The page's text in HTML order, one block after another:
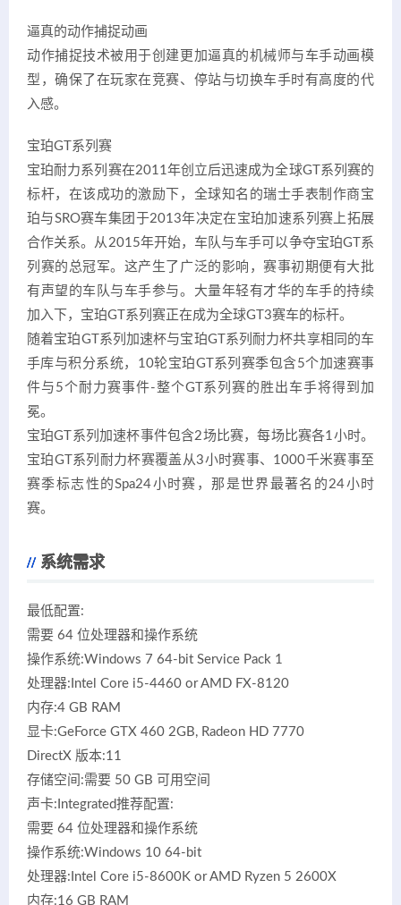
逼真的动作捕捉动画
动作捕捉技术被用于创建更加逼真的机械师与车手动画模
型，确保了在玩家在竞赛、停站与切换车手时有高度的代
入感。
宝珀GT系列赛
宝珀耐力系列赛在2011年创立后迅速成为全球GT系列赛的
标杆，在该成功的激励下，全球知名的瑞士手表制作商宝
珀与SRO赛车集团于2013年决定在宝珀加速系列赛上拓展
合作关系。从2015年开始，车队与车手可以争夺宝珀GT系
列赛的总冠军。这产生了广泛的影响，赛事初期便有大批
有声望的车队与车手参与。大量年轻有才华的车手的持续
加入下，宝珀GT系列赛正在成为全球GT3赛车的标杆。
随着宝珀GT系列加速杯与宝珀GT系列耐力杯共享相同的车
手库与积分系统，10轮宝珀GT系列赛季包含5个加速赛事
件与5个耐力赛事件-整个GT系列赛的胜出车手将得到加
冕。
宝珀GT系列加速杯事件包含2场比赛，每场比赛各1小时。
宝珀GT系列耐力杯赛覆盖从3小时赛事、1000千米赛事至
赛季标志性的Spa24小时赛，那是世界最著名的24小时
赛。
系统需求
最低配置:
需要 64 位处理器和操作系统
操作系统:Windows 7 64-bit Service Pack 1
处理器:Intel Core i5-4460 or AMD FX-8120
内存:4 GB RAM
显卡:GeForce GTX 460 2GB, Radeon HD 7770
DirectX 版本:11
存储空间:需要 50 GB 可用空间
声卡:Integrated推荐配置:
需要 64 位处理器和操作系统
操作系统:Windows 10 64-bit
处理器:Intel Core i5-8600K or AMD Ryzen 5 2600X
内存:16 GB RAM